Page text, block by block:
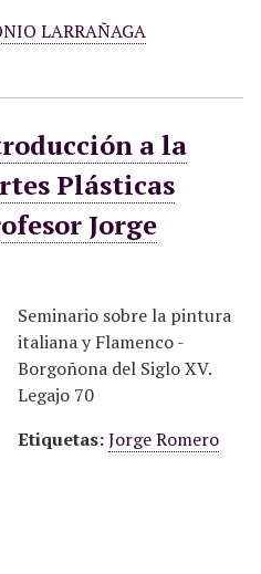
LARRAÑAGA
a la
Plásticas
Jorge
Seminario sobre la pintura
italiana y Flamenco -
Borgoñona del Siglo XV.
Legajo 70
Etiquetas:Jorge Romero